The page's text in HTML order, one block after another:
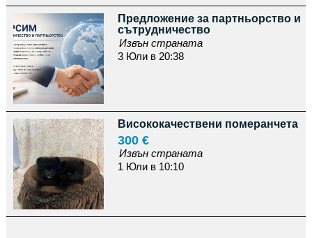
Предложение за партньорство и
сътрудничество
Извън страната
3 Юли в 20:38
Висококачествени померанчета
300 €
Извън страната
1 Юли в 10:10